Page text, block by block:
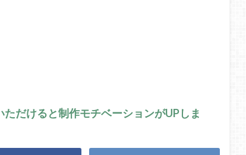
だけると制作モチベーションがUPしま